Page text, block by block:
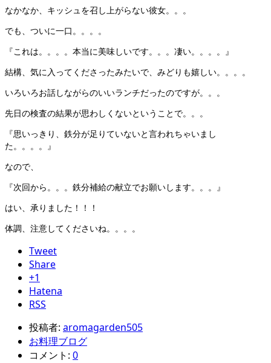
なかなか、キッシュを召し上がらない彼女。。。
でも、ついに一口。。。。
『これは。。。。本当に美味しいです。。。凄い。。。。』
結構、気に入ってくださったみたいで、みどりも嬉しい。。。。
いろいろお話しながらのいいランチだったのですが。。。
先日の検査の結果が思わしくないということで。。。
『思いっきり、鉄分が足りていないと言われちゃいまし
た。。。。』
なので、
『次回から。。。鉄分補給の献立でお願いします。。。』
はい、承りました！！！
体調、注意してくださいね。。。。
Tweet
Share
+1
Hatena
RSS
投稿者: aromagarden505
お料理ブログ
コメント: 0